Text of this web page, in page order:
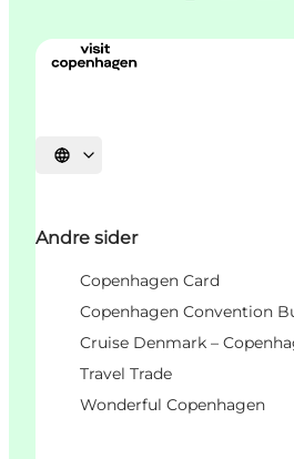
Select language
Andre sider
Copenhagen Card
Copenhagen Convention
Cruise Denmark –
Travel Trade
Wonderful Copenhagen